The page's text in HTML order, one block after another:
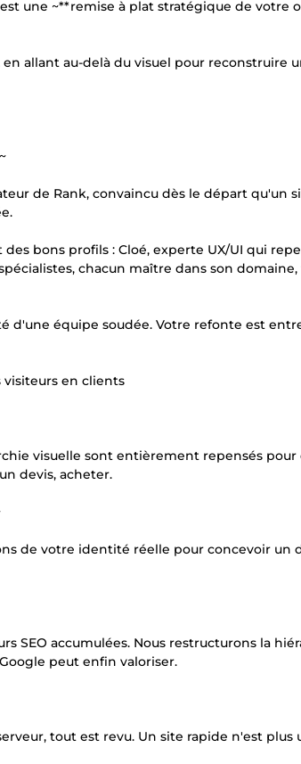
une ~**remise à plat stratégique de votre
allant au-delà du visuel pour reconstruire
de Rank, convaincu dès le départ qu'un
bons profils : Cloé, experte UX/UI qui
chacun maître dans son
d'une équipe soudée. Votre refonte est
en clients
visuelle sont entièrement repensés
devis, acheter.
de votre identité réelle pour concevoir
SEO accumulées. Nous restructurons la
peut enfin valoriser.
tout est revu. Un site rapide n'est plus